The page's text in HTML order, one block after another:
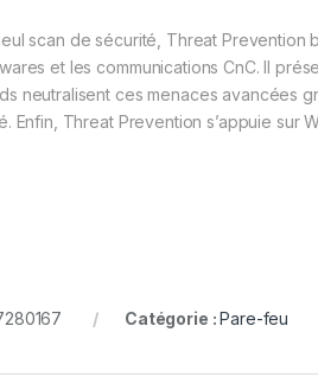
scan de sécurité, Threat
et les communications CnC. Il
neutralisent ces menaces avancées
Enfin, Threat Prevention s’appuie
Catégorie :Pare-feu